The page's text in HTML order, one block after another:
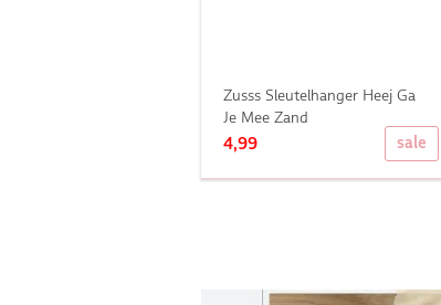
sale
Zusss Sleutelhanger Heej Ga
Je Mee Zand
4,99